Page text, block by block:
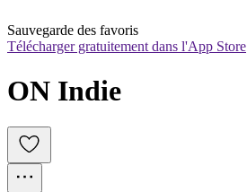
Sauvegarde des favoris
Télécharger gratuitement dans l'App Store
ON Indie